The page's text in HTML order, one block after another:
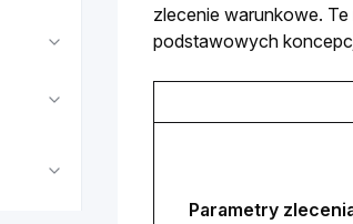
zlecenie warunkowe.
podstawowych
Parametry